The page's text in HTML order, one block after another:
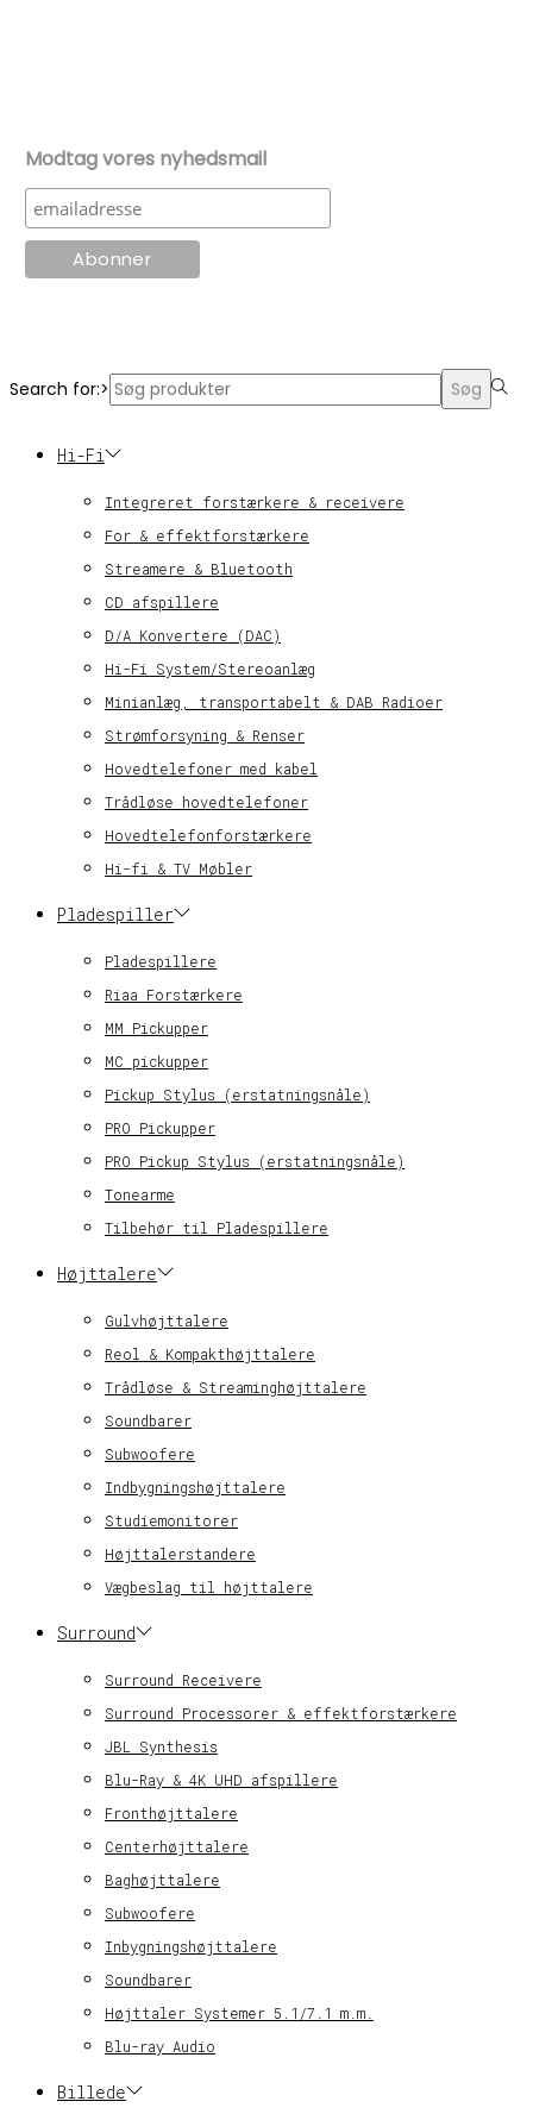
Modtag vores nyhedsmail
Search for:> Søg
Hi-Fi
Integreret forstærkere & receivere
For & effektforstærkere
Streamere & Bluetooth
CD afspillere
D/A Konvertere (DAC)
Hi-Fi System/Stereoanlæg
Minianlæg, transportabelt & DAB Radioer
Strømforsyning & Renser
Hovedtelefoner med kabel
Trådløse hovedtelefoner
Hovedtelefonforstærkere
Hi-fi & TV Møbler
Pladespiller
Pladespillere
Riaa Forstærkere
MM Pickupper
MC pickupper
Pickup Stylus (erstatningsnåle)
PRO Pickupper
PRO Pickup Stylus (erstatningsnåle)
Tonearme
Tilbehør til Pladespillere
Højttalere
Gulvhøjttalere
Reol & Kompakthøjttalere
Trådløse & Streaminghøjttalere
Soundbarer
Subwoofere
Indbygningshøjttalere
Studiemonitorer
Højttalerstandere
Vægbeslag til højttalere
Surround
Surround Receivere
Surround Processorer & effektforstærkere
JBL Synthesis
Blu-Ray & 4K UHD afspillere
Fronthøjttalere
Centerhøjttalere
Baghøjttalere
Subwoofere
Inbygningshøjttalere
Soundbarer
Højttaler Systemer 5.1/7.1 m.m.
Blu-ray Audio
Billede